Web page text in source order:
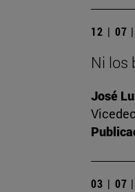
12 | 07
Ni los
José
03 | 07